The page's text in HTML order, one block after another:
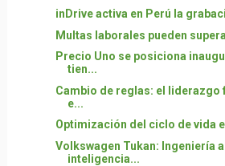
inDrive activa en Perú la
Multas laborales pueden
Precio Uno se posiciona
tien...
Cambio de reglas: el liderazgo
e...
Optimización del ciclo de vida
Volkswagen Tukan: Ingeniería
inteligencia...